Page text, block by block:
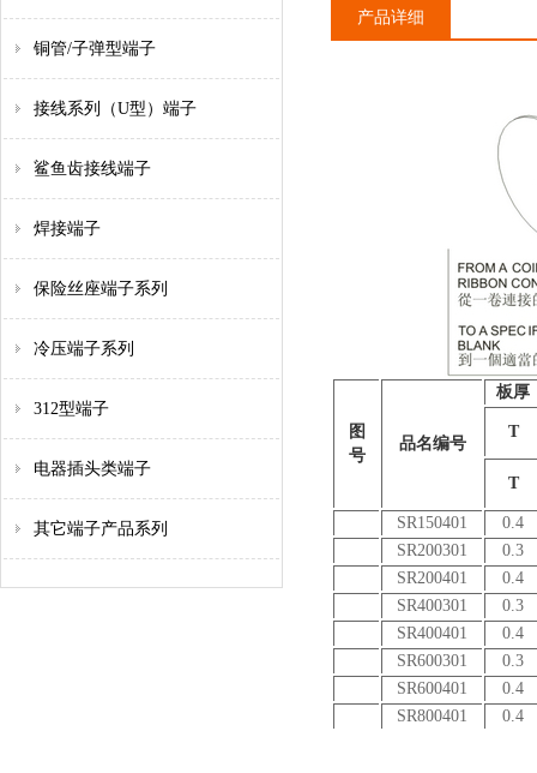
铜管/子弹型端子
接线系列（U型）端子
鲨鱼齿接线端子
焊接端子
保险丝座端子系列
冷压端子系列
312型端子
电器插头类端子
其它端子产品系列
产品详细
图
号
品名编号
板厚
T
T
SR150401
0.4
SR200301
0.3
SR200401
0.4
SR400301
0.3
SR400401
0.4
SR600301
0.3
SR600401
0.4
SR800401
0.4